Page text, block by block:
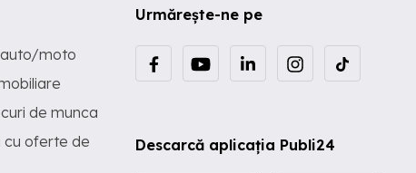
Urmărește-ne pe
Descarcă aplicația Publi24
auto/moto
de munca
cu oferte de